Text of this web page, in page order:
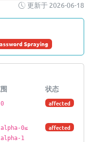
更新于 2026-06-18
Spraying
状态
affected
0≤
1
affected